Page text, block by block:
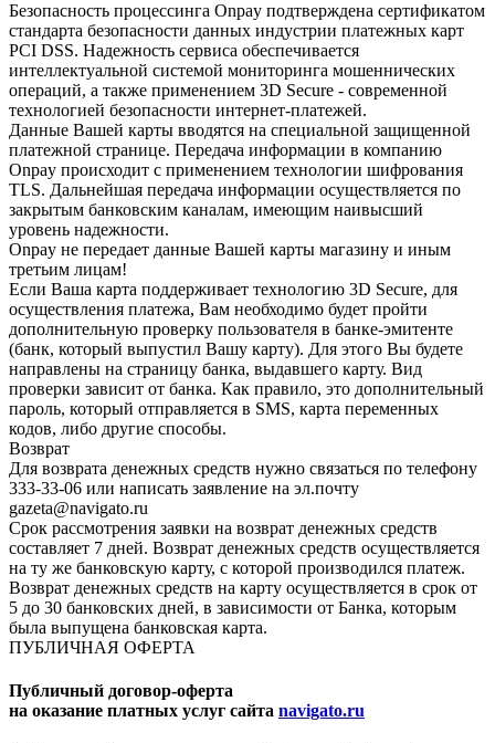
Безопасность процессинга Onpay подтверждена сертификатом
стандарта безопасности данных индустрии платежных карт
PCI DSS. Надежность сервиса обеспечивается
интеллектуальной системой мониторинга мошеннических
операций, а также применением 3D Secure - современной
технологией безопасности интернет-платежей.
Данные Вашей карты вводятся на специальной защищенной
платежной странице. Передача информации в компанию
Onpay происходит с применением технологии шифрования
TLS. Дальнейшая передача информации осуществляется по
закрытым банковским каналам, имеющим наивысший
уровень надежности.
Onpay не передает данные Вашей карты магазину и иным
третьим лицам!
Если Ваша карта поддерживает технологию 3D Secure, для
осуществления платежа, Вам необходимо будет пройти
дополнительную проверку пользователя в банке-эмитенте
(банк, который выпустил Вашу карту). Для этого Вы будете
направлены на страницу банка, выдавшего карту. Вид
проверки зависит от банка. Как правило, это дополнительный
пароль, который отправляется в SMS, карта переменных
кодов, либо другие способы.
Возврат
Для возврата денежных средств нужно связаться по телефону
333-33-06 или написать заявление на эл.почту
gazeta@navigato.ru
Срок рассмотрения заявки на возврат денежных средств
составляет 7 дней. Возврат денежных средств осуществляется
на ту же банковскую карту, с которой производился платеж.
Возврат денежных средств на карту осуществляется в срок от
5 до 30 банковских дней, в зависимости от Банка, которым
была выпущена банковская карта.
ПУБЛИЧНАЯ ОФЕРТА
Публичный договор-оферта
на оказание платных услуг сайта navigato.ru